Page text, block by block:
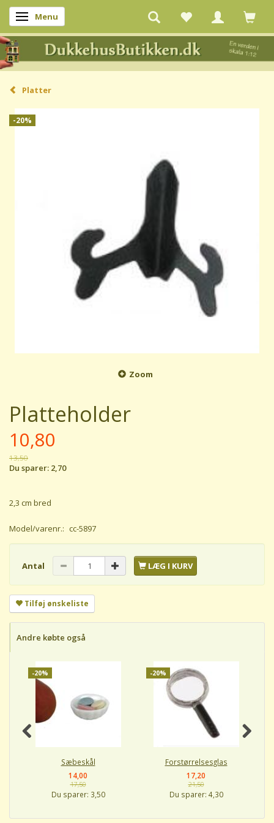
Skifte navigation
Menu
Platter
-20%
Zoom
Platteholder
10,80
13,50
Du sparer: 2,70
2,3 cm bred
Model/varenr.: cc-5897
Antal LÆG I KURV
Tilføj ønskeliste
Andre købte også
-20%
Sæbeskål
14,00
17,50
Du sparer: 3,50
-20%
Forstørrelsesglas
17,20
21,50
Du sparer: 4,30